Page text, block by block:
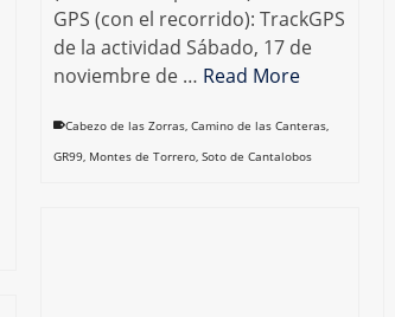
GPS (con el recorrido): TrackGPS
de la actividad Sábado, 17 de
noviembre de … Read More
Cabezo de las Zorras, Camino de las Canteras,
GR99, Montes de Torrero, Soto de Cantalobos